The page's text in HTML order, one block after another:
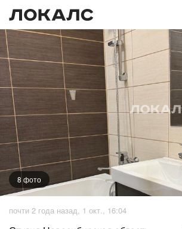
8 фото
почти 2 года назад, 1 окт., 16:04